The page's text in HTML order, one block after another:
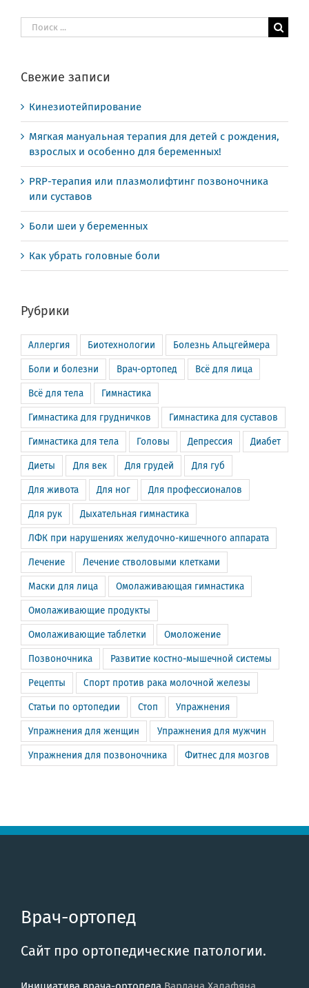
Результат
поиска:
Свежие записи
Кинезиотейпирование
Мягкая мануальная терапия для детей с рождения,
взрослых и особенно для беременных!
PRP-терапия или плазмолифтинг позвоночника
или суставов
Боли шеи у беременных
Как убрать головные боли
Рубрики
Аллергия Биотехнологии Болезнь Альцгеймера
Боли и болезни Врач-ортопед Всё для лица
Всё для тела Гимнастика
Гимнастика для грудничков Гимнастика для суставов
Гимнастика для тела Головы Депрессия Диабет
Диеты Для век Для грудей Для губ
Для живота Для ног Для профессионалов
Для рук Дыхательная гимнастика
ЛФК при нарушениях желудочно-кишечного аппарата
Лечение Лечение стволовыми клетками
Маски для лица Омолаживающая гимнастика
Омолаживающие продукты
Омолаживающие таблетки Омоложение
Позвоночника Развитие костно-мышечной системы
Рецепты Спорт против рака молочной железы
Статьи по ортопедии Стоп Упражнения
Упражнения для женщин Упражнения для мужчин
Упражнения для позвоночника Фитнес для мозгов
Врач-ортопед
Сайт про ортопедические патологии.